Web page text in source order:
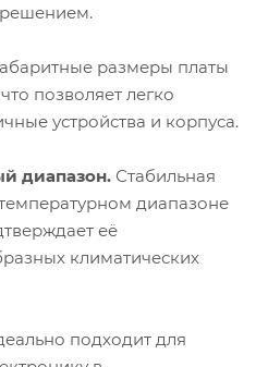
размеры платы
позволяет легко
устройства и корпуса.
диапазон. Стабильная
диапазоне
её
климатических
подходит для